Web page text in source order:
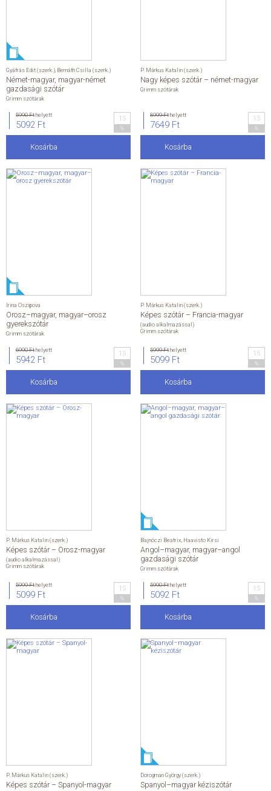
Gyáfrás Edit (szerk.) Bernáth Csilla (szerk.)
Német-magyar, magyar-német
gazdasági szótár
Grimm szótárak
5990 Fthelyett
5092 Ft
15
Kosárba
P. Márkus Katalin (szerk.)
Nagy képes szótár – német-magyar
Grimm szótárak
8999 Fthelyett
7649 Ft
15
Kosárba
Irina Oszipova
Orosz–magyar, magyar–orosz
gyerekszótár
Grimm szótárak
6990 Fthelyett
5942 Ft
15
Kosárba
P. Márkus Katalin (szerk.)
Képes szótár – Francia-magyar
(audio alkalmazással)
Grimm szótárak
5999 Fthelyett
5099 Ft
15
Kosárba
P. Márkus Katalin (szerk.)
Képes szótár – Orosz-magyar
(audio alkalmazással)
Grimm szótárak
5999 Fthelyett
5099 Ft
15
Kosárba
Bajnóczi Beatrix Haavisto Kirsi
Angol–magyar, magyar–angol
gazdasági szótár
Grimm szótárak
5990 Fthelyett
5092 Ft
15
Kosárba
P. Márkus Katalin (szerk.)
Képes szótár – Spanyol-magyar
Dorogman György (szerk.)
Spanyol–magyar kéziszótár